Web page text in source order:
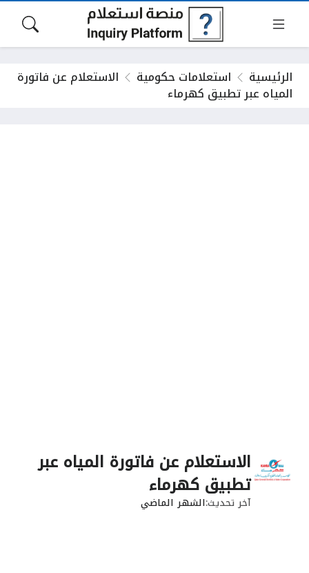
الرئيسية استعلامات حكومية الاستعلام عن فاتورة
المياه عبر تطبيق كهرماء
الاستعلام عن فاتورة المياه عبر
تطبيق كهرماء
آخر تحديثالشهر الماضي